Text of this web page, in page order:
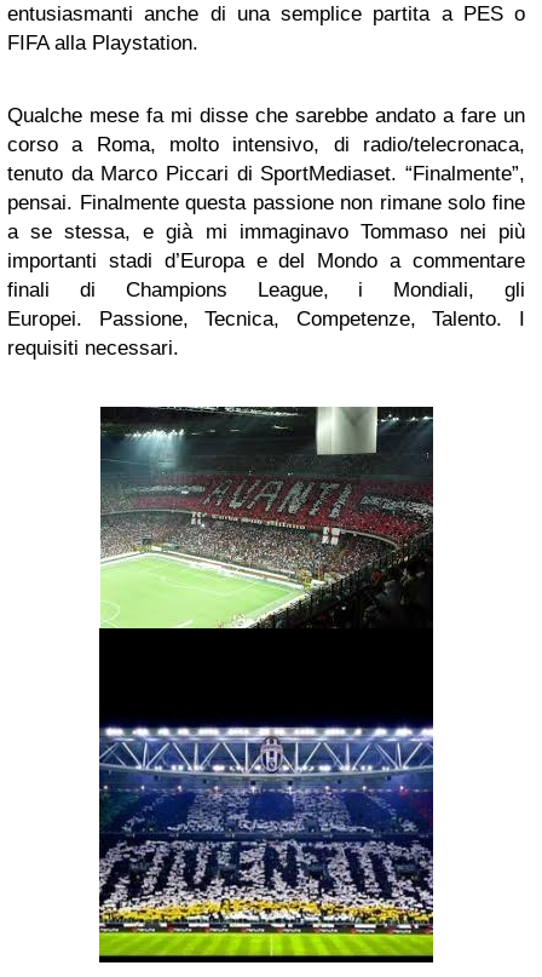
entusiasmanti anche di una semplice partita a PES o
FIFA alla Playstation.
Qualche mese fa mi disse che sarebbe andato a fare un
corso a Roma, molto intensivo, di radio/telecronaca,
tenuto da Marco Piccari di SportMediaset. “Finalmente”,
pensai. Finalmente questa passione non rimane solo fine
a se stessa, e già mi immaginavo Tommaso nei più
importanti stadi d’Europa e del Mondo a commentare
finali di Champions League, i Mondiali, gli
Europei. Passione, Tecnica, Competenze, Talento. I
requisiti necessari.